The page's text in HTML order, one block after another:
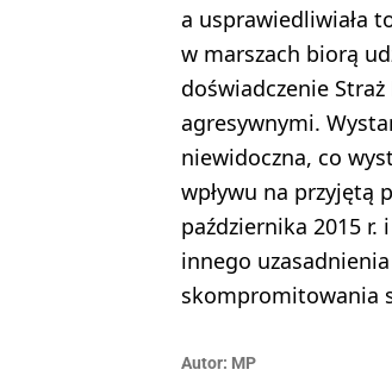
a usprawiedliwiała
w marszach biorą
doświadczenie
agresywnymi.
niewidoczna, co
wpływu na przyjętą
października 2015
innego
skompromitowania
Autor: MP